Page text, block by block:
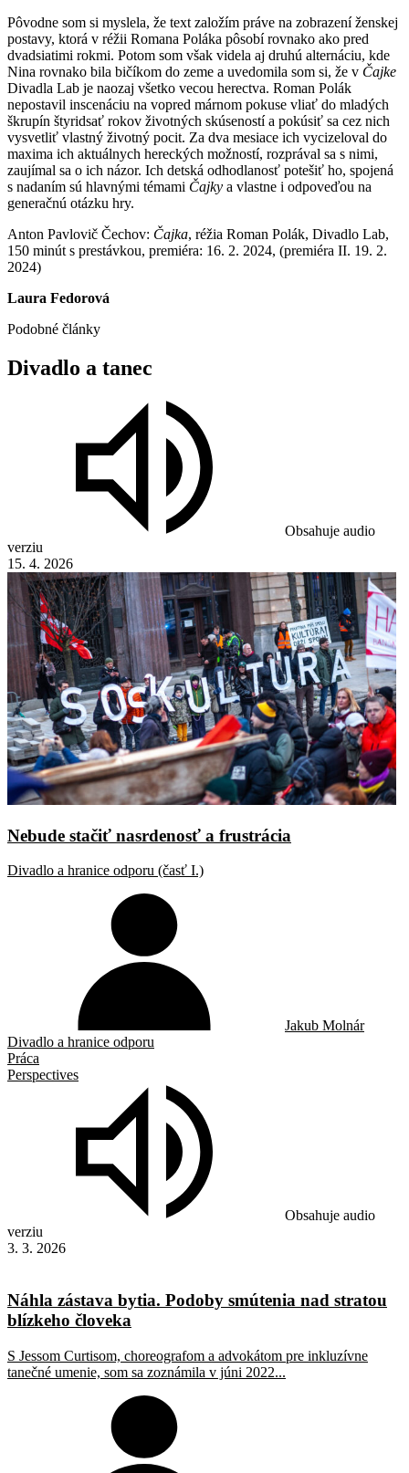
Pôvodne som si myslela, že text založím práve na zobrazení ženskej
postavy, ktorá v réžii Romana Poláka pôsobí rovnako ako pred
dvadsiatimi rokmi. Potom som však videla aj druhú alternáciu, kde
Nina rovnako bila bičíkom do zeme a uvedomila som si, že v Čajke
Divadla Lab je naozaj všetko vecou herectva. Roman Polák
nepostavil inscenáciu na vopred márnom pokuse vliať do mladých
škrupín štyridsať rokov životných skúseností a pokúsiť sa cez nich
vysvetliť vlastný životný pocit. Za dva mesiace ich vycizeloval do
maxima ich aktuálnych hereckých možností, rozprával sa s nimi,
zaujímal sa o ich názor. Ich detská odhodlanosť potešiť ho, spojená
s nadaním sú hlavnými témami Čajky a vlastne i odpoveďou na
generačnú otázku hry.
Anton Pavlovič Čechov: Čajka, réžia Roman Polák, Divadlo Lab,
150 minút s prestávkou, premiéra: 16. 2. 2024, (premiéra II. 19. 2.
2024)
Laura Fedorová
Podobné články
Divadlo a tanec
Obsahuje audio
verziu
15. 4. 2026
Nebude stačiť nasrdenosť a frustrácia
Divadlo a hranice odporu (časť I.)
Jakub Molnár
Divadlo a hranice odporu
Práca
Perspectives
Obsahuje audio
verziu
3. 3. 2026
Náhla zástava bytia. Podoby smútenia nad stratou
blízkeho človeka
S Jessom Curtisom, choreografom a advokátom pre inkluzívne
tanečné umenie, som sa zoznámila v júni 2022...